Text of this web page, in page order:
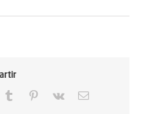
Tumblr Pinterest
Vk Email: